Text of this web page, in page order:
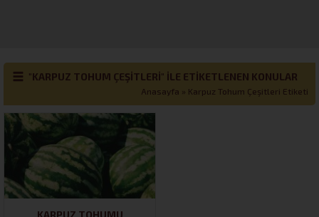
"KARPUZ TOHUM ÇEŞITLERI" ILE ETIKETLENEN KONULAR
Anasayfa » Karpuz Tohum Çeşitleri Etiketi
KARPUZ TOHUMU